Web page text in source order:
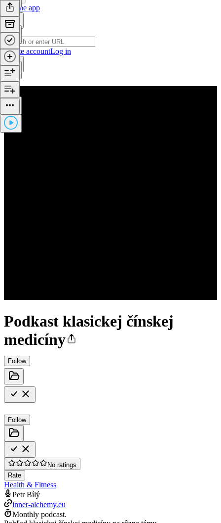
Get the app
Create accountLog in
Podkast klasickej čínskej
medicíny
Follow
Follow
No ratings
Rate
Health & Fitness
Petr Bílý
inner-alchemy.eu
Monthly podcast.